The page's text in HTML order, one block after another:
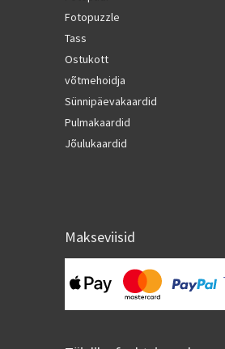
Fotopuzzle
Tass
Ostukott
võtmehoidja
Sünnipäevakaardid
Pulmakaardid
Jõulukaardid
Makseviisid